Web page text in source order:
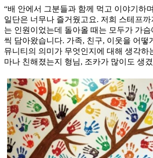
“배 안에서 그분들과 함께 먹고 이야기하
일단은 너무나 즐거웠고요. 저희 스테프까
는 인원이었는데 돌아올 때는 모두가 가
씩 담아왔습니다. 가족, 친구, 이웃을 어떻
뮤니티의 의미가 무엇인지에 대해 생각하
마나 친해졌는지 형님, 조카가 많이도 생